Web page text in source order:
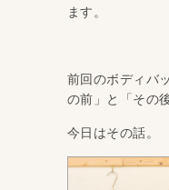
ます。
前回のボディバ
の前」と「その
今日はその話。